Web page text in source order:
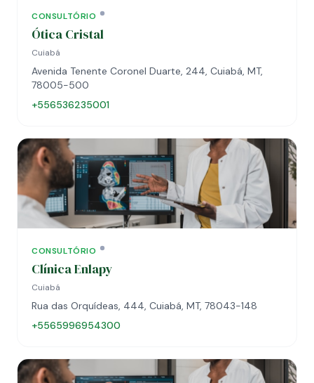
CONSULTÓRIO
Ótica Cristal
Cuiabá
Avenida Tenente Coronel Duarte, 244, Cuiabá, MT,
78005-500
+556536235001
CONSULTÓRIO
Clínica Enlapy
Cuiabá
Rua das Orquídeas, 444, Cuiabá, MT, 78043-148
+5565996954300